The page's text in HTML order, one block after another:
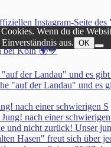
Instagram-Seite des
bei Köln 🌍💙
der Landau" und es gibt
nach einer schwierigen S
Wenn du die
aus. OK